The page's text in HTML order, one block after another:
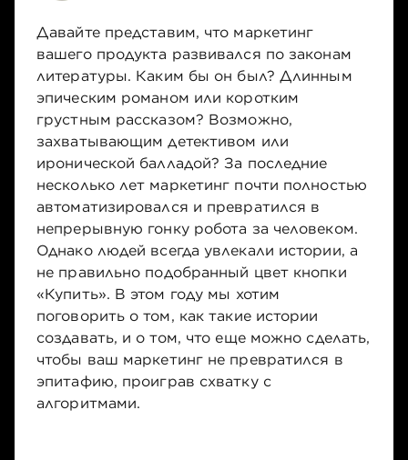
Давайте представим, что маркетинг
вашего продукта развивался по законам
литературы. Каким бы он был? Длинным
эпическим романом или коротким
грустным рассказом? Возможно,
захватывающим детективом или
иронической балладой? За последние
несколько лет маркетинг почти полностью
автоматизировался и превратился в
непрерывную гонку робота за человеком.
Однако людей всегда увлекали истории, а
не правильно подобранный цвет кнопки
«Купить». В этом году мы хотим
поговорить о том, как такие истории
создавать, и о том, что еще можно сделать,
чтобы ваш маркетинг не превратился в
эпитафию, проиграв схватку с
алгоритмами.